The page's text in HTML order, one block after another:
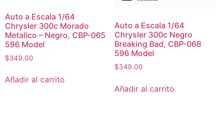
Auto a Escala 1/64
Chrysler 300c Morado
Metalico – Negro, CBP-065
596 Model
$349.00
Añadir al carrito
Auto a Escala 1/64
Chrysler 300c Negro
Breaking Bad, CBP-068
596 Model
$349.00
Añadir al carrito